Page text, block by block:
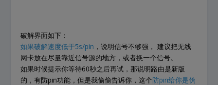
破解界面如下：
如果破解速度低于5s/pin ，说明信号不够强， 建议把无线
网卡放在尽量靠近信号源的地方，或者换一个信号。
如果时候提示你等待60秒之后再试，那说明路由是新版
的，有防pin功能，但是我偷偷告诉你，这个防pin给你是伪